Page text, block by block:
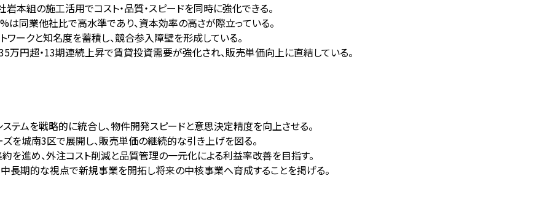
本組の施工活用でコスト・品質・スピードを同時に強化できる。
同業他社比で高水準であり、資本効率の高さが際立っている。
ークと知名度を蓄積し、競合参入障壁を形成している。
円超・13期連続上昇で賃貸投資需要が強化され、販売単価向上に直結している。
テムを戦略的に統合し、物件開発スピードと意思決定精度を向上させる。
を城南3区で展開し、販売単価の継続的な引き上げを図る。
進め、外注コスト削減と品質管理の一元化による利益率改善を目指す。
長期的な視点で新規事業を開拓し将来の中核事業へ育成することを掲げる。